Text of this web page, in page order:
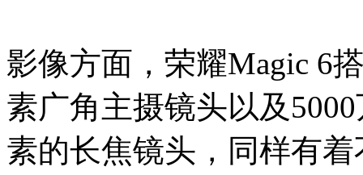
影像方面，荣耀Magic 6
素广角主摄镜头以及
素的长焦镜头，同样有